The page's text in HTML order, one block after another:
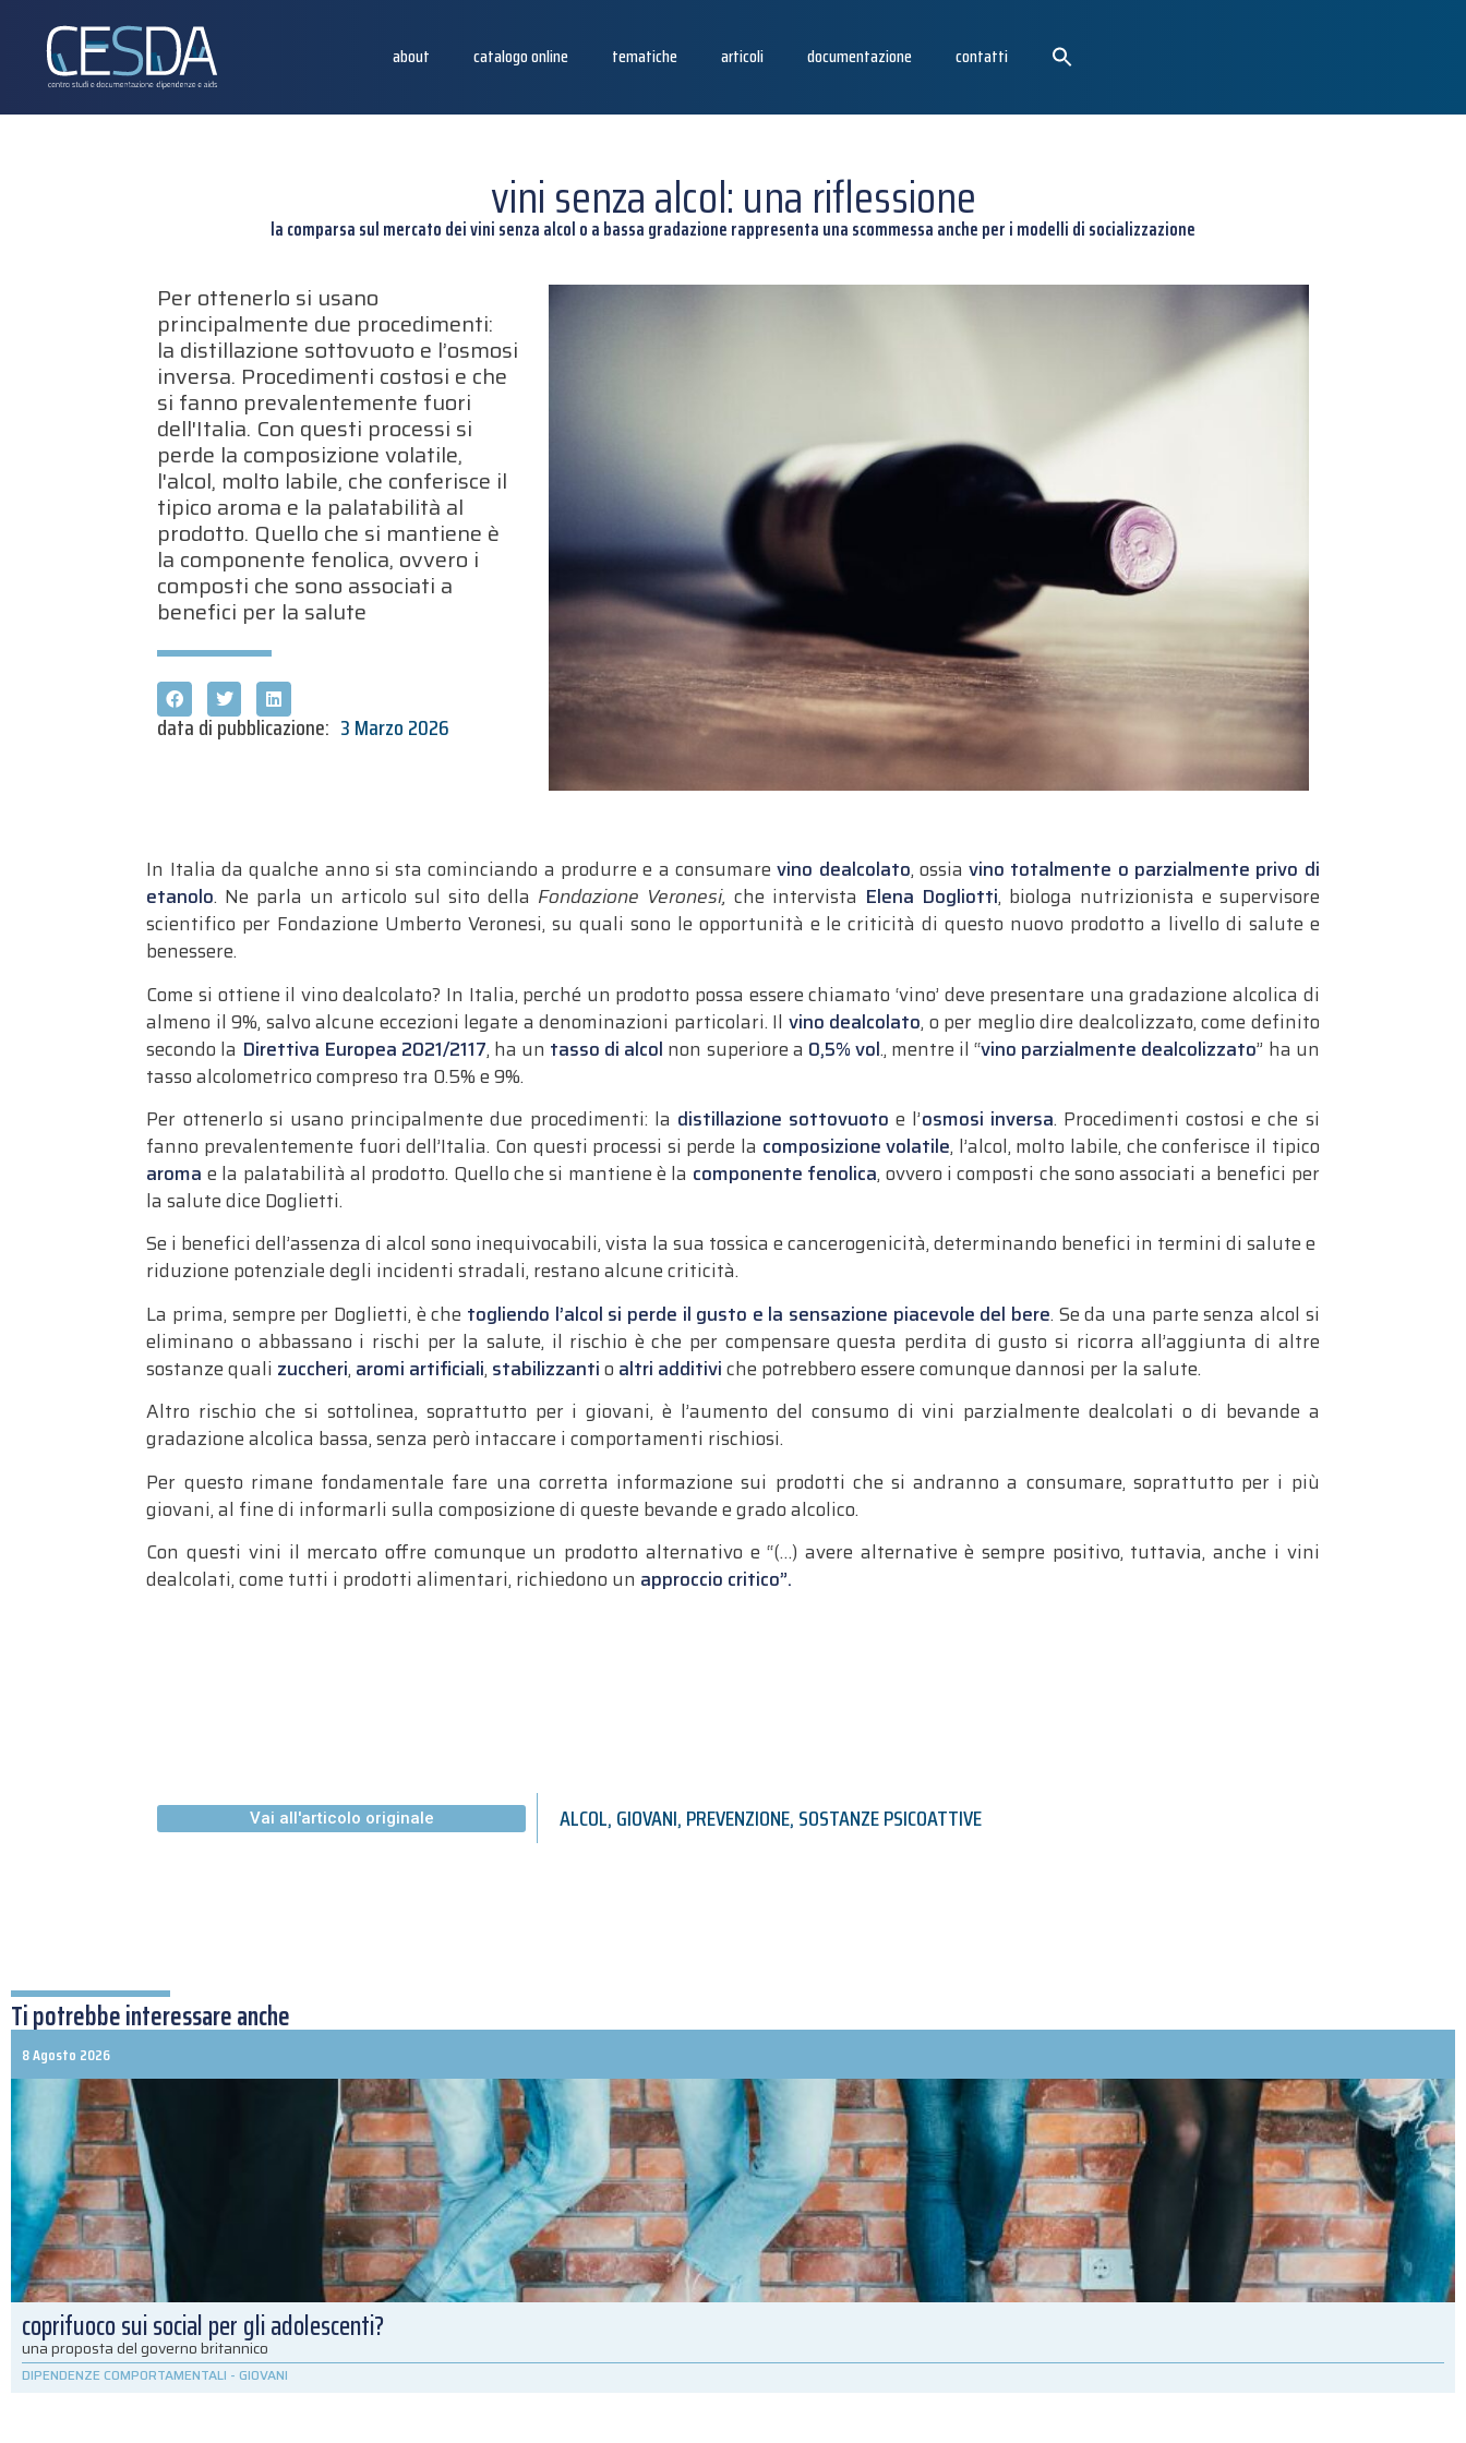
about catalogo online tematiche articoli documentazione contatti
vini senza alcol: una riflessione
la comparsa sul mercato dei vini senza alcol o a bassa gradazione rappresenta una scommessa anche per i modelli di socializzazione
Per ottenerlo si usano
principalmente due procedimenti:
la distillazione sottovuoto e l’osmosi
inversa. Procedimenti costosi e che
si fanno prevalentemente fuori
dell'Italia. Con questi processi si
perde la composizione volatile,
l'alcol, molto labile, che conferisce il
tipico aroma e la palatabilità al
prodotto. Quello che si mantiene è
la componente fenolica, ovvero i
composti che sono associati a
benefici per la salute
data di pubblicazione: 3 Marzo 2026
In Italia da qualche anno si sta cominciando a produrre e a consumarevino dealcolato, ossia vino totalmente o parzialmente privo di
etanolo. Ne parla un articolo sul sito della Fondazione Veronesi, che intervista Elena Dogliotti, biologa nutrizionista e supervisore
scientifico per Fondazione Umberto Veronesi, su quali sono le opportunità e le criticità di questo nuovo prodotto a livello di salute e
benessere.
Come si ottiene il vino dealcolato? In Italia, perché un prodotto possa essere chiamato ‘vino’ deve presentare una gradazione alcolica di
almeno il 9%, salvo alcune eccezioni legate a denominazioni particolari. Il vino dealcolato, o per meglio dire dealcolizzato, come definito
secondo la Direttiva Europea 2021/2117, ha un tasso di alcol non superiore a 0,5% vol., mentre il “vino parzialmente dealcolizzato” ha un
tasso alcolometrico compreso tra 0.5% e 9%.
Per ottenerlo si usano principalmente due procedimenti: la distillazione sottovuoto e l’osmosi inversa. Procedimenti costosi e che si
fanno prevalentemente fuori dell’Italia. Con questi processi si perde la composizione volatile, l’alcol, molto labile, che conferisce il tipico
aroma e la palatabilità al prodotto. Quello che si mantiene è la componente fenolica, ovvero i composti che sono associati a benefici per
la salute dice Doglietti.
Se i benefici dell’assenza di alcol sono inequivocabili, vista la sua tossica e cancerogenicità, determinando benefici in termini di salute e
riduzione potenziale degli incidenti stradali, restano alcune criticità.
La prima, sempre per Doglietti, è che togliendo l’alcol si perde il gusto e la sensazione piacevole del bere. Se da una parte senza alcol si
eliminano o abbassano i rischi per la salute, il rischio è che per compensare questa perdita di gusto si ricorra all’aggiunta di altre
sostanze quali zuccheri, aromi artificiali, stabilizzantio altri additiviche potrebbero essere comunque dannosi per la salute.
Altro rischio che si sottolinea, soprattutto per i giovani, è l’aumento del consumo di vini parzialmente dealcolati o di bevande a
gradazione alcolica bassa, senza però intaccare i comportamenti rischiosi.
Per questo rimane fondamentale fare una corretta informazione sui prodotti che si andranno a consumare, soprattutto per i più
giovani, al fine di informarli sulla composizione di queste bevande e grado alcolico.
Con questi vini il mercato offre comunque un prodotto alternativo e “(…) avere alternative è sempre positivo, tuttavia, anche i vini
dealcolati, come tutti i prodotti alimentari, richiedono un approccio critico”.
Vai all'articolo originale ALCOL,GIOVANI,PREVENZIONE,SOSTANZE PSICOATTIVE
Ti potrebbe interessare anche
8 Agosto 2026
coprifuoco sui social per gli adolescenti?
una proposta del governo britannico
DIPENDENZE COMPORTAMENTALI - GIOVANI